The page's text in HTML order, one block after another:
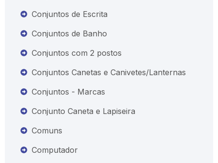
Conjuntos de Escrita
Conjuntos de Banho
Conjuntos com 2 postos
Conjuntos Canetas e Canivetes/Lanternas
Conjuntos - Marcas
Conjunto Caneta e Lapiseira
Comuns
Computador